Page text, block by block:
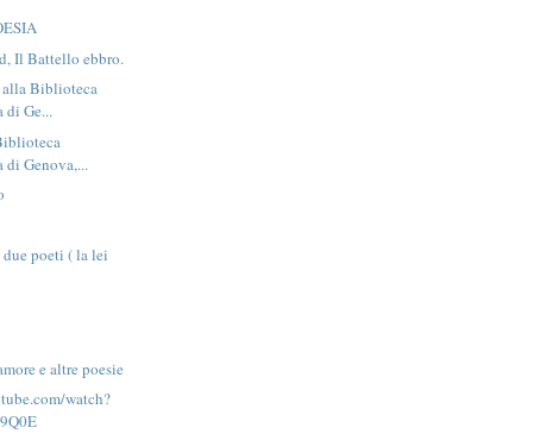
Il Battello ebbro.
alla Biblioteca
di Ge...
di Genova,...
poeti ( la lei
e altre poesie
watch?